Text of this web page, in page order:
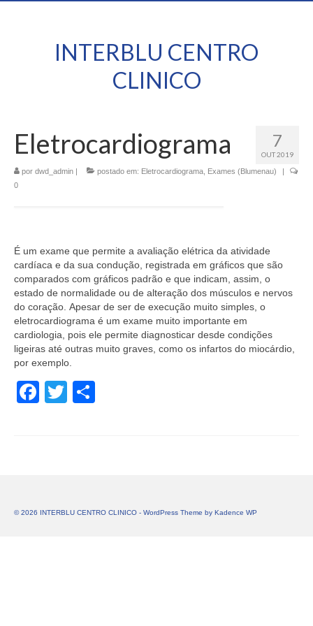
INTERBLU CENTRO
CLINICO
7
OUT 2019
Eletrocardiograma
por dwd_admin | postado em: Eletrocardiograma Exames (Blumenau)
|
0
É um exame que permite a avaliação elétrica da atividade
cardíaca e da sua condução, registrada em gráficos que são
comparados com gráficos padrão e que indicam, assim, o
estado de normalidade ou de alteração dos músculos e nervos
do coração. Apesar de ser de execução muito simples, o
eletrocardiograma é um exame muito importante em
cardiologia, pois ele permite diagnosticar desde condições
ligeiras até outras muito graves, como os infartos do miocárdio,
por exemplo.
Facebook
Twitter
© 2026 INTERBLU CENTRO CLINICO - WordPress Theme by Kadence WP